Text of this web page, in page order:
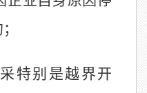
特别是越界开